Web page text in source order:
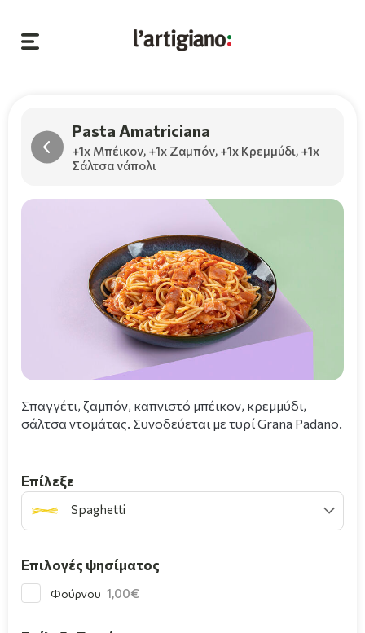
Pasta Amatriciana
+1x Μπέικον, +1x Ζαμπόν, +1x Κρεμμύδι, +1x
Σάλτσα νάπολι
Σπαγγέτι, ζαμπόν, καπνιστό μπέικον, κρεμμύδι,
σάλτσα ντομάτας. Συνοδεύεται με τυρί Grana Padano.
Επίλεξε
Spaghetti
Επιλογές ψησίματος
Φούρνου 1,00